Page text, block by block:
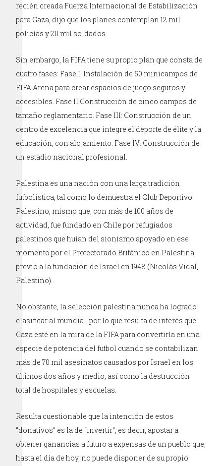
recién creada Fuerza Internacional de Estabilización
para Gaza, dijo que los planes contemplan 12 mil
policías y 20 mil soldados.
Sin embargo, la FIFA tiene su propio plan que consta de
cuatro fases: Fase I: Instalación de 50 minicampos de
FIFA Arena para crear espacios de juego seguros y
accesibles. Fase II:Construcción de cinco campos de
tamaño reglamentario. Fase III: Construcción de un
centro de excelencia que integre el deporte de élite y la
educación, con alojamiento. Fase IV: Construcción de
un estadio nacional profesional.
Palestina es una nación con una larga tradición
futbolística, tal como lo demuestra el Club Deportivo
Palestino, mismo que, con más de 100 años de
actividad, fue fundado en Chile por refugiados
palestinos que huían del sionismo apoyado en ese
momento por el Protectorado Británico en Palestina,
previo a la fundación de Israel en 1948 (Nicolás Vidal,
Palestino).
No obstante, la selección palestina nunca ha logrado
clasificar al mundial, por lo que resulta de interés que
Gaza esté en la mira de la FIFA para convertirla en una
especie de potencia del futbol cuando se contabilizan
más de 70 mil asesinatos causados por Israel en los
últimos dos años y medio, así como la destrucción
total de hospitales y escuelas.
Resulta cuestionable que la intención de estos
“donativos” es la de “invertir”, es decir, apostar a
obtener ganancias a futuro a expensas de un pueblo que,
hasta el día de hoy, no puede disponer de su propio